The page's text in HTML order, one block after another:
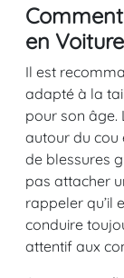
en
Il est
adapté à la
pour son âge.
autour du cou
de blessures
pas attacher
rappeler qu’il
conduire
attentif aux